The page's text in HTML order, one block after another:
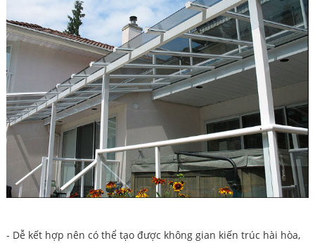
- Dễ kết hợp nên có thể tạo được không gian kiến trúc hài hòa,